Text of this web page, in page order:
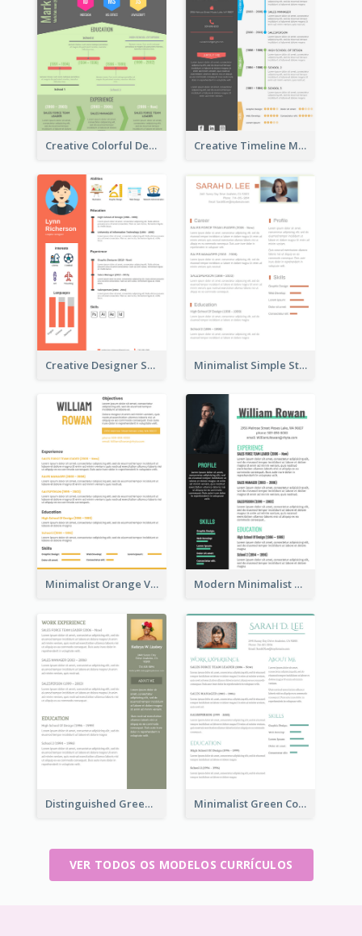
Creative Colorful Designer Resume Creative Timeline Marketing Consultant Resume
Creative Designer Student Resume Minimalist Simple Student Resume
Minimalist Orange Vintage Resume Modern Minimalist Marketing Resume
Distinguished Green Vintage Resume Minimalist Green College Student Resume
VER TODOS OS MODELOS CURRÍCULOS